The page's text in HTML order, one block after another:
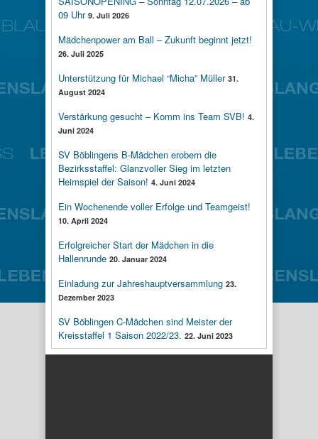
09 Uhr 9. Juli 2026
Mädchenpower am Ball – Zukunft beginnt jetzt!
26. Juli 2025
Unterstützung für Michael “Micha” Müller 31.
August 2024
Verstärkung gesucht – Komm ins Team SVB! 4.
Juni 2024
SV Böblingens B-Mädchen erobern die
Bezirksstaffel: Glanzvoller Sieg im letzten
Heimspiel der Saison! 4. Juni 2024
Ein Wochenende voller Erfolge und Teamgeist!
10. April 2024
Erfolgreicher Start der Mädchen in die
Hallenrunde 20. Januar 2024
Einladung zur Jahreshauptversammlung 23.
Dezember 2023
SV Böblingen C-Mädchen sind Meister der
Kreisstaffel 1 Saison 2022/23. 22. Juni 2023